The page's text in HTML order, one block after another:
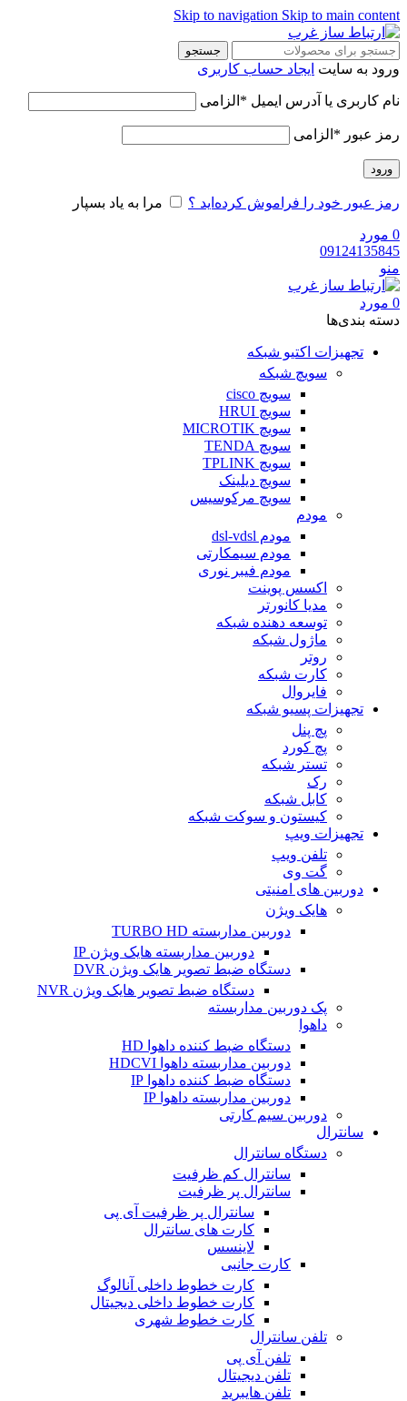
Skip to navigation Skip to main content
جستجو
ورود به سایت ایجاد حساب کاربری
نام کاربری یا آدرس ایمیل * الزامی
رمز عبور * الزامی
ورود
رمز عبور خود را فراموش کرده‌اید ؟ مرا به یاد بسپار
0 مورد
09124135845
منو
0 مورد
دسته‌ بندی‌ها
تجهیزات اکتیو شبکه
سویچ شبکه
سویچ cisco
سویچ HRUI
سویچ MICROTIK
سویچ TENDA
سویچ TPLINK
سویچ دیلینک
سویچ مرکوسیس
مودم
مودم dsl-vdsl
مودم سیمکارتی
مودم فیبر نوری
اکسس پوینت
مدیا کانورتر
توسعه دهنده شبکه
ماژول شبکه
روتر
کارت شبکه
فایروال
تجهیزات پسیو شبکه
پچ پنل
پچ کورد
تستر شبکه
رک
کابل شبکه
کیستون و سوکت شبکه
تجهیزات ویپ
تلفن ویپ
گت وی
دوربین های امنیتی
هایک ویژن
دوربین مداربسته TURBO HD
دوربین مداربسته هایک ویژن IP
دستگاه ضبط تصویر هایک ویژن DVR
دستگاه ضبط تصویر هایک ویژن NVR
پک دوربین مداربسته
داهوا
دستگاه ضبط کننده داهوا HD
دوربین مداربسته داهوا HDCVI
دستگاه ضبط کننده داهوا IP
دوربین مداربسته داهوا IP
دوربین سیم کارتی
سانترال
دستگاه سانترال
سانترال کم ظرفیت
سانترال پر ظرفیت
سانترال پر ظرفیت آی پی
کارت های سانترال
لاینسس
کارت جانبی
کارت خطوط داخلی آنالوگ
کارت خطوط داخلی دیجیتال
کارت خطوط شهری
تلفن سانترال
تلفن آی پی
تلفن دیجیتال
تلفن هایبرید